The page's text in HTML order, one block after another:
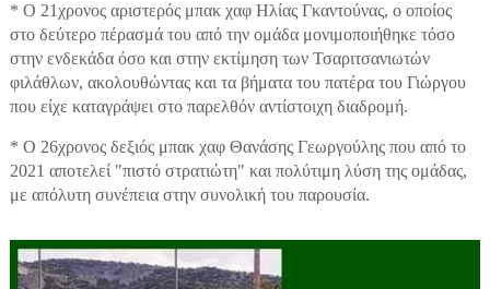
* Ο 21χρονος αριστερός μπακ χαφ Ηλίας Γκαντούνας, ο οποίος
στο δεύτερο πέρασμά του από την ομάδα μονιμοποιήθηκε τόσο
στην ενδεκάδα όσο και στην εκτίμηση των Τσαριτσανιωτών
φιλάθλων, ακολουθώντας και τα βήματα του πατέρα του Γιώργου
που είχε καταγράψει στο παρελθόν αντίστοιχη διαδρομή.
* Ο 26χρονος δεξιός μπακ χαφ Θανάσης Γεωργούλης που από το
2021 αποτελεί "πιστό στρατιώτη" και πολύτιμη λύση της ομάδας,
με απόλυτη συνέπεια στην συνολική του παρουσία.